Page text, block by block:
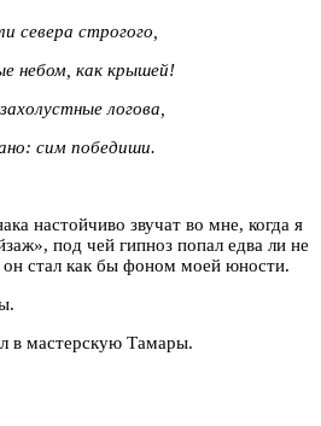
севера строгого,
небом, как крышей!
логова,
сим победиши.
настойчиво звучат во мне, когда я
под чей гипноз попал едва ли не
стал как бы фоном моей юности.
в мастерскую Тамары.